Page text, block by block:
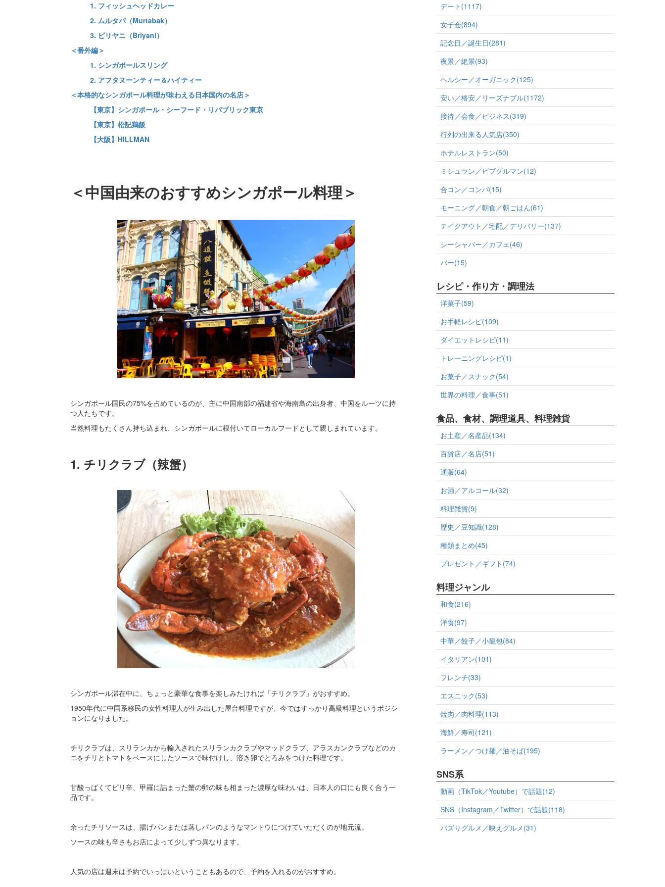
1. フィッシュヘッドカレー
2. ムルタバ（Murtabak）
3. ビリヤニ（Briyani）
＜番外編＞
1. シンガポールスリング
2. アフタヌーンティー＆ハイティー
＜本格的なシンガポール料理が味わえる日本国内の名店＞
【東京】シンガポール・シーフード・リパブリック東京
【東京】松記鶏飯
【大阪】HILLMAN
＜中国由来のおすすめシンガポール料理＞
シンガポール国民の75%を占めているのが、主に中国南部の福建省や海南島の出身者、中国をルーツに持
つ人たちです。
当然料理もたくさん持ち込まれ、シンガポールに根付いてローカルフードとして親しまれています。
1. チリクラブ（辣蟹）
シンガポール滞在中に、ちょっと豪華な食事を楽しみたければ「チリクラブ」がおすすめ。
1950年代に中国系移民の女性料理人が生み出した屋台料理ですが、今ではすっかり高級料理というポジシ
ョンになりました。
チリクラブは、スリランカから輸入されたスリランカクラブやマッドクラブ、アラスカンクラブなどのカ
ニをチリとトマトをベースにしたソースで味付けし、溶き卵でとろみをつけた料理です。
甘酸っぱくてピリ辛、甲羅に詰まった蟹の卵の味も相まった濃厚な味わいは、日本人の口にも良く合う一
品です。
余ったチリソースは、揚げパンまたは蒸しパンのようなマントウにつけていただくのが地元流。
ソースの味も辛さもお店によって少しずつ異なります。
人気の店は週末は予約でいっぱいということもあるので、予約を入れるのがおすすめ。
デート(1117)
女子会(894)
記念日／誕生日(281)
夜景／絶景(93)
ヘルシー／オーガニック(125)
安い／格安／リーズナブル(1172)
接待／会食／ビジネス(319)
行列の出来る人気店(350)
ホテルレストラン(50)
ミシュラン／ビブグルマン(12)
合コン／コンパ(15)
モーニング／朝食／朝ごはん(61)
テイクアウト／宅配／デリバリー(137)
シーシャバー／カフェ(46)
バー(15)
レシピ・作り方・調理法
洋菓子(59)
お手軽レシピ(109)
ダイエットレシピ(11)
トレーニングレシピ(1)
お菓子／スナック(54)
世界の料理／食事(51)
食品、食材、調理道具、料理雑貨
お土産／名産品(134)
百貨店／名店(51)
通販(64)
お酒／アルコール(32)
料理雑貨(9)
歴史／豆知識(128)
種類まとめ(45)
プレゼント／ギフト(74)
料理ジャンル
和食(216)
洋食(97)
中華／餃子／小籠包(84)
イタリアン(101)
フレンチ(33)
エスニック(53)
焼肉／肉料理(113)
海鮮／寿司(121)
ラーメン／つけ麺／油そば(195)
SNS系
動画（TikTok／Youtube）で話題(12)
SNS（Instagram／Twitter）で話題(118)
バズりグルメ／映えグルメ(31)